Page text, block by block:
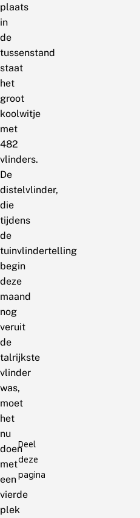
plaats
in
de
tussenstand
staat
het
groot
koolwitje
met
482
vlinders.
De
distelvlinder,
die
tijdens
de
tuinvlindertelling
begin
deze
maand
nog
veruit
de
talrijkste
vlinder
was,
moet
het
nu
doen
met
een
vierde
plek
Deel
deze
pagina